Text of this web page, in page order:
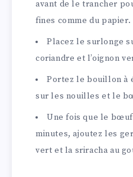
avant de le trancher
fines comme du papier.
Placez le surlonge
coriandre et l’oignon
Portez le bouillon à
sur les nouilles et le
Une fois que le
minutes, ajoutez les
vert et la sriracha au